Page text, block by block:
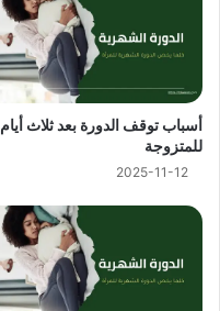
أسباب توقف الدورة بعد ثلاث أيام
للمتزوجة
2025-11-12